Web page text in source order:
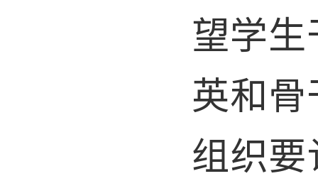
望学
英和
组织